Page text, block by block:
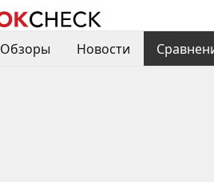
Обзоры Новости